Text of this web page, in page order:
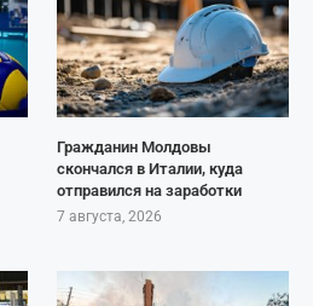
Гражданин Молдовы
скончался в Италии, куда
отправился на заработки
7 августа, 2026